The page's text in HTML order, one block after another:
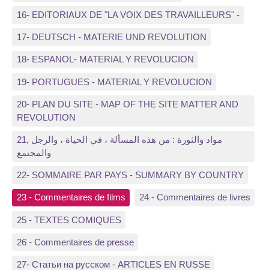
16- EDITORIAUX DE "LA VOIX DES TRAVAILLEURS" -
17- DEUTSCH - MATERIE UND REVOLUTION
18- ESPANOL- MATERIAL Y REVOLUCION
19- PORTUGUES - MATERIAL Y REVOLUCION
20- PLAN DU SITE - MAP OF THE SITE MATTER AND
REVOLUTION
21, مواد والثورة : من هذه المسألة ، في الحياة ، والرجل
والمجتمع
22- SOMMAIRE PAR PAYS - SUMMARY BY COUNTRY
23 - Commentaires de films 24 - Commentaires de livres
25 - TEXTES COMIQUES
26 - Commentaires de presse
27- Статьи на русском - ARTICLES EN RUSSE